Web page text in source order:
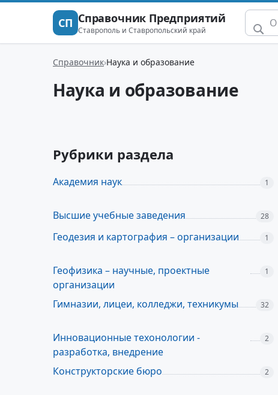
СП Справочник Предприятий
Ставрополь и Ставропольский край
Справочник Наука и образование
Наука и образование
Рубрики раздела
Академия наук 1
Высшие учебные заведения 28
Геодезия и картография – организации 1
Геофизика – научные, проектные
организации
1
Гимназии, лицеи, колледжи, техникумы 32
Инновационные техонологии -
разработка, внедрение
2
Конструкторские бюро 2